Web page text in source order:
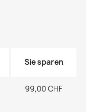
Sie sparen
99,00 CHF